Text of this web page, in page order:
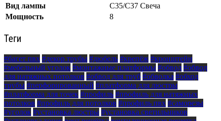
Вид лампы
С35/С37 Свеча
Мощность
8
Теги
#багет пвх #декор трубы #дюбель #крепёж #кронштейн
#мебельный уголок #монтажные платформы #обвод #обвод
для натяжных потолков #обвод для труб #обводка #обход
трубы #перфорированный #платформа для люстры
#платформа для точек #профиль #профиль для натяжных
потолков #профиль для потолков #профиль пвх #саморезы
#уголок #установка люстры #установка светильников